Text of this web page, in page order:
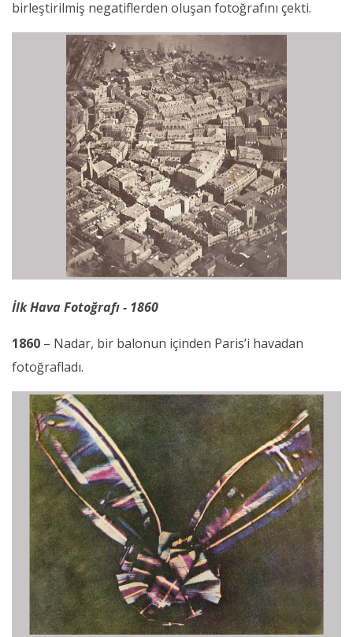
birleştirilmiş negatiflerden oluşan fotoğrafını çekti.
İlk Hava Fotoğrafı - 1860
1860 – Nadar, bir balonun içinden Paris’i havadan
fotoğrafladı.